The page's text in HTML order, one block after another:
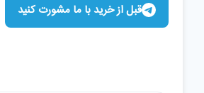
قبل از خرید با ما مشورت کنید